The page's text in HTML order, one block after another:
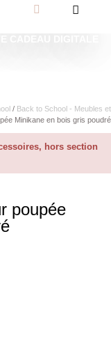
/ Back to School - Meubles et
Minikane en bois gris poudré
hors section
poupée